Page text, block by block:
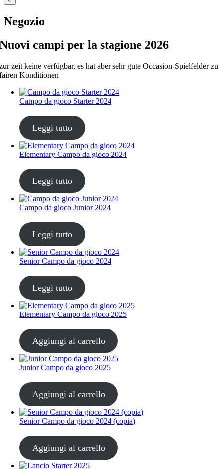
Negozio
Nuovi campi per la stagione 2026
zur zeit keine verfügbar, es hat aber sehr gute Occasion-Spielfelder zu
fairen Konditionen
Campo da gioco Starter 2024
CHF68.00
Leggi tutto
Elementary Campo da gioco 2024
CHF68.00
Leggi tutto
Campo da gioco Junior 2024
CHF68.00
Leggi tutto
Senior Campo da gioco 2024
CHF68.00
Leggi tutto
Elementary Campo da gioco 2025
CHF68.00
Aggiungi al carrello
Junior Campo da gioco 2025
CHF68.00
Aggiungi al carrello
Senior Campo da gioco 2024 (copia)
CHF68.00
Aggiungi al carrello